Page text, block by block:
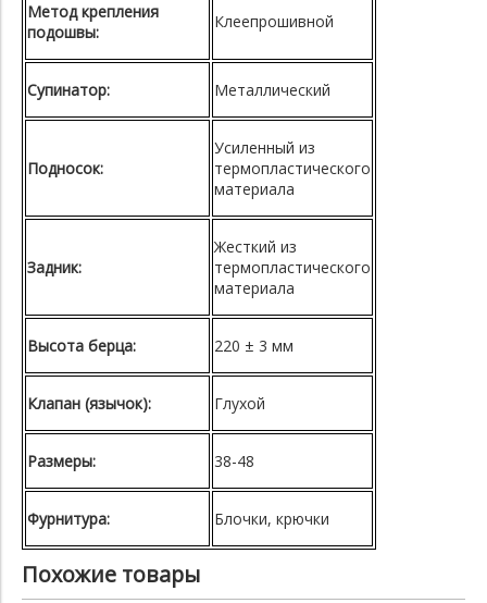
Метод крепления
подошвы:
Клеепрошивной
Супинатор: Металлический
Подносок:
Усиленный из
термопластического
материала
Задник:
Жесткий из
термопластического
материала
Высота берца: 220 ± 3 мм
Клапан (язычок): Глухой
Размеры: 38-48
Фурнитура: Блочки, крючки
Похожие товары